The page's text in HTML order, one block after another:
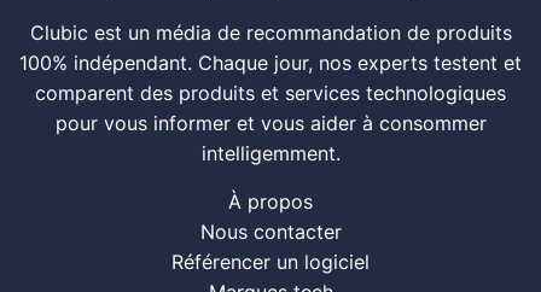
Clubic est un média de recommandation de produits
100% indépendant. Chaque jour, nos experts testent et
comparent des produits et services technologiques
pour vous informer et vous aider à consommer
intelligemment.
À propos
Nous contacter
Référencer un logiciel